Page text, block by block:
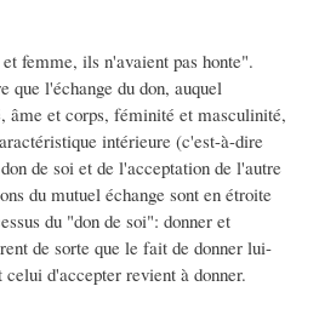
femme, ils n'avaient pas honte".
que l'échange du don, auquel
âme et corps, féminité et masculinité,
intérieure (c'est-à-dire
de soi et de l'acceptation de l'autre
du mutuel échange sont en étroite
du "don de soi": donner et
de sorte que le fait de donner lui-
d'accepter revient à donner.